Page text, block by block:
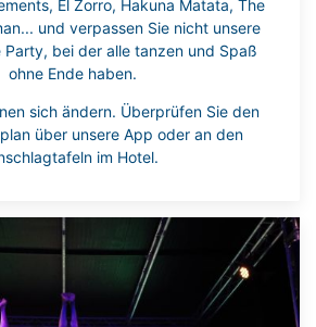
El Zorro, Hakuna Matata, The
und verpassen Sie nicht unsere
Party, bei der alle tanzen und Spaß
ohne Ende haben.
sich ändern. Überprüfen Sie den
über unsere App oder an den
im Hotel.